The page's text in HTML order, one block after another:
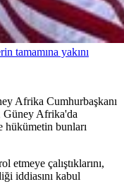
tamamına yakını
Afrika Cumhurbaşkanı
Güney Afrika'da
hükümetin bunları
etmeye çalıştıklarını,
iddiasını kabul